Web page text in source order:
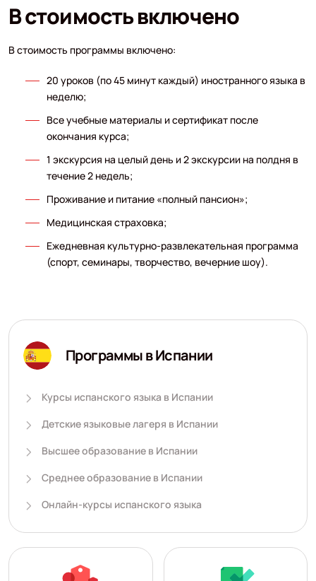
В стоимость включено
В стоимость программы включено:
20 уроков (по 45 минут каждый) иностранного языка в
неделю;
Все учебные материалы и сертификат после
окончания курса;
1 экскурсия на целый день и 2 экскурсии на полдня в
течение 2 недель;
Проживание и питание «полный пансион»;
Медицинская страховка;
Ежедневная культурно-развлекательная программа
(спорт, семинары, творчество, вечерние шоу).
Программы в Испании
Курсы испанского языка в Испании
Детские языковые лагеря в Испании
Высшее образование в Испании
Среднее образование в Испании
Онлайн-курсы испанского языка